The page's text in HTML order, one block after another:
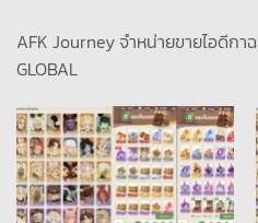
AFK Journey จำหน่ายขายไอดีกา
GLOBAL